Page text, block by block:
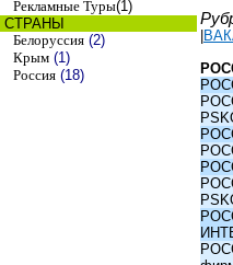
Рекламные Туры(1)
СТРАНЫ
Белоруссия (2)
Крым (1)
Россия (18)